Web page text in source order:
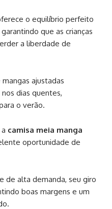
o equilíbrio perfeito
que as crianças
a liberdade de
ajustadas
dias quentes,
o verão.
camisa meia manga
oportunidade de
de alta demanda, seu giro
boas margens e um